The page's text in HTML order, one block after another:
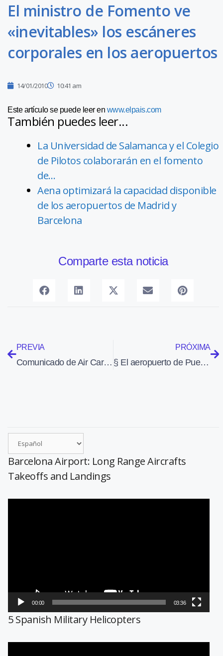
El ministro de Fomento ve
«inevitables» los escáneres
corporales en los aeropuertos
14/01/2010 10:41 am
Este artículo se puede leer en www.elpais.com
También puedes leer...
La Universidad de Salamanca y el Colegio
de Pilotos colaborarán en el fomento
de…
Aena optimizará la capacidad disponible
de los aeropuertos de Madrid y
Barcelona
Comparte esta noticia
PREVIA
Comunicado de Air Caraïbes sobre su vuelos a la capital de Haití
PRÓXIMA
§ El aeropuerto de Puerto Príncipe se modernizó en mayo de 2009
Barcelona Airport: Long Range Aircrafts
Takeoffs and Landings
00:00 03:36
5 Spanish Military Helicopters